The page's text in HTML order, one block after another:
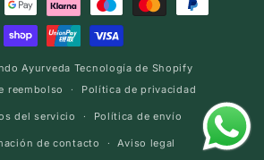
Ayurveda Tecnología de Shopify
reembolso
Política de privacidad
del servicio Política de envío
de contacto Aviso legal